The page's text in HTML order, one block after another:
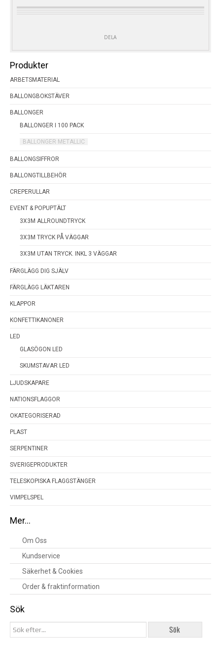
PACK
FUCHSIA
DELA
Produkter
ARBETSMATERIAL
BALLONGBOKSTÄVER
BALLONGER
BALLONGER I 100 PACK
BALLONGER METALLIC
BALLONGSIFFROR
BALLONGTILLBEHÖR
CREPERULLAR
EVENT & POPUPTÄLT
3X3M ALLROUNDTRYCK
3X3M TRYCK PÅ VÄGGAR
3X3M UTAN TRYCK. INKL 3 VÄGGAR
FÄRGLÄGG DIG SJÄLV
FÄRGLÄGG LÄKTAREN
KLAPPOR
KONFETTIKANONER
LED
GLASÖGON LED
SKUMSTAVAR LED
LJUDSKAPARE
NATIONSFLAGGOR
OKATEGORISERAD
PLAST
SERPENTINER
SVERIGEPRODUKTER
TELESKOPISKA FLAGGSTÄNGER
VIMPELSPEL
Mer…
Om Oss
Kundservice
Säkerhet & Cookies
Order & fraktinformation
Sök